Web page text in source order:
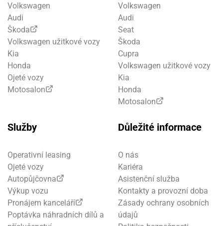
Volkswagen
Audi
Škoda
Volkswagen užitkové vozy
Kia
Honda
Ojeté vozy
Motosalon
Volkswagen
Audi
Seat
Škoda
Cupra
Volkswagen užitkové vozy
Kia
Honda
Motosalon
Služby
Operativní leasing
Ojeté vozy
Autopůjčovna
Výkup vozu
Pronájem kanceláří
Poptávka náhradních dílů a
Důležité informace
O nás
Kariéra
Asistenční služba
Kontakty a provozní doba
Zásady ochrany osobních
údajů